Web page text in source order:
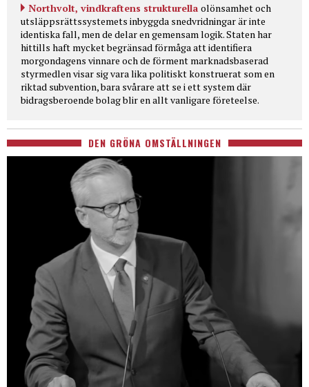
Northvolt, vindkraftens strukturella olönsamhet och
utsläppsrättssystemets inbyggda snedvridningar är inte
identiska fall, men de delar en gemensam logik. Staten har
hittills haft mycket begränsad förmåga att identifiera
morgondagens vinnare och de förment marknadsbaserad
styrmedlen visar sig vara lika politiskt konstruerat som en
riktad subvention, bara svårare att se i ett system där
bidragsberoende bolag blir en allt vanligare företeelse.
DEN GRÖNA OMSTÄLLNINGEN